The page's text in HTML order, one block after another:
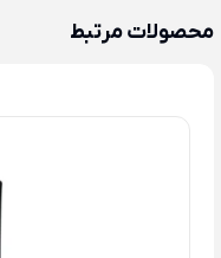
محصولات مرتبط